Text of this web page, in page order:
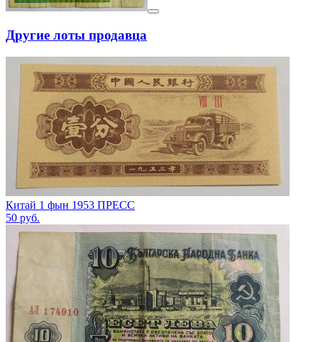
Другие лоты продавца
Китай 1 фын 1953 ПРЕСС
50 руб.